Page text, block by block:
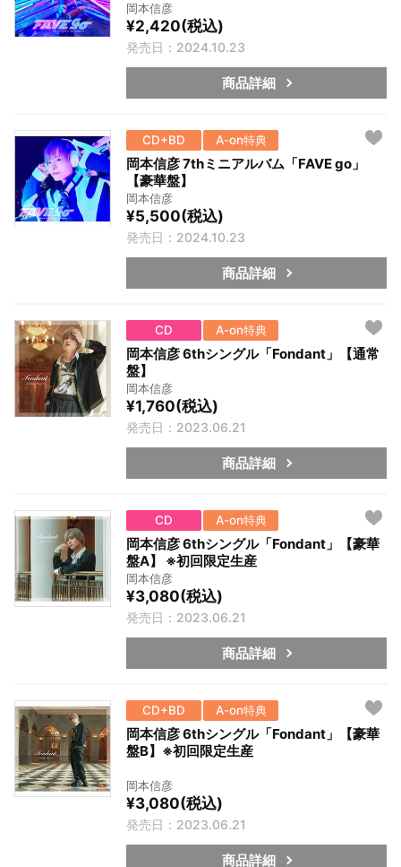
岡本信彦
¥2,420(税込)
発売日：2024.10.23
商品詳細
CD+BD A-on特典
岡本信彦 7thミニアルバム「FAVE go」
【豪華盤】
岡本信彦
¥5,500(税込)
発売日：2024.10.23
商品詳細
CD A-on特典
岡本信彦 6thシングル「Fondant」【通常
盤】
岡本信彦
¥1,760(税込)
発売日：2023.06.21
商品詳細
CD A-on特典
岡本信彦 6thシングル「Fondant」【豪華
盤A】 ※初回限定生産
岡本信彦
¥3,080(税込)
発売日：2023.06.21
商品詳細
CD+BD A-on特典
岡本信彦 6thシングル「Fondant」【豪華
盤B】※初回限定生産
岡本信彦
¥3,080(税込)
発売日：2023.06.21
商品詳細